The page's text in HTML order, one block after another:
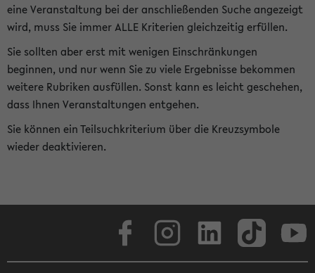
eine Veranstaltung bei der anschließenden Suche angezeigt
wird, muss Sie immer ALLE Kriterien gleichzeitig erfüllen.
Sie sollten aber erst mit wenigen Einschränkungen
beginnen, und nur wenn Sie zu viele Ergebnisse bekommen
weitere Rubriken ausfüllen. Sonst kann es leicht geschehen,
dass Ihnen Veranstaltungen entgehen.
Sie können ein Teilsuchkriterium über die Kreuzsymbole
wieder deaktivieren.